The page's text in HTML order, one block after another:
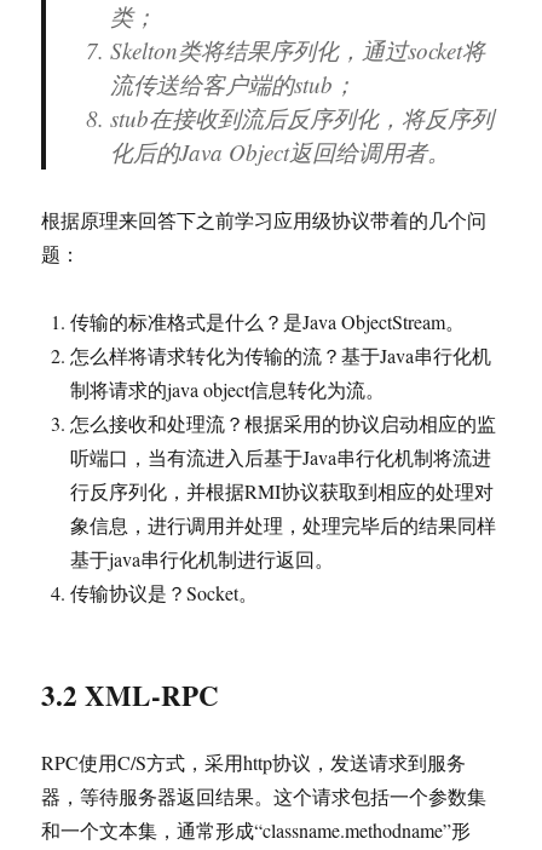
类；
Skelton类将结果序列化，通过socket将
流传送给客户端的stub；
stub在接收到流后反序列化，将反序列
化后的Java Object返回给调用者。
根据原理来回答下之前学习应用级协议带着的几个问
题：
传输的标准格式是什么？是Java ObjectStream。
怎么样将请求转化为传输的流？基于Java串行化机
制将请求的java object信息转化为流。
怎么接收和处理流？根据采用的协议启动相应的监
听端口，当有流进入后基于Java串行化机制将流进
行反序列化，并根据RMI协议获取到相应的处理对
象信息，进行调用并处理，处理完毕后的结果同样
基于java串行化机制进行返回。
传输协议是？Socket。
3.2 XML-RPC
RPC使用C/S方式，采用http协议，发送请求到服务
器，等待服务器返回结果。这个请求包括一个参数集
和一个文本集，通常形成“classname.methodname”形